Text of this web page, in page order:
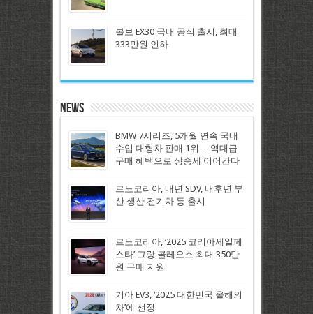
볼보 EX30 국내 공식 출시, 최대
333만원 인하
News
BMW 7시리즈, 5개월 연속 국내
수입 대형차 판매 1위… 역대급
구매 혜택으로 상승세 이어간다
르노코리아, 내년 SDV, 내후년 부
산 생산 전기차 등 출시
르노코리아, ‘2025 코리아세일페
스타’ 그랑 콜레오스 최대 350만
원 구매 지원
기아 EV3, ‘2025 대한민국 올해의
차’에 선정